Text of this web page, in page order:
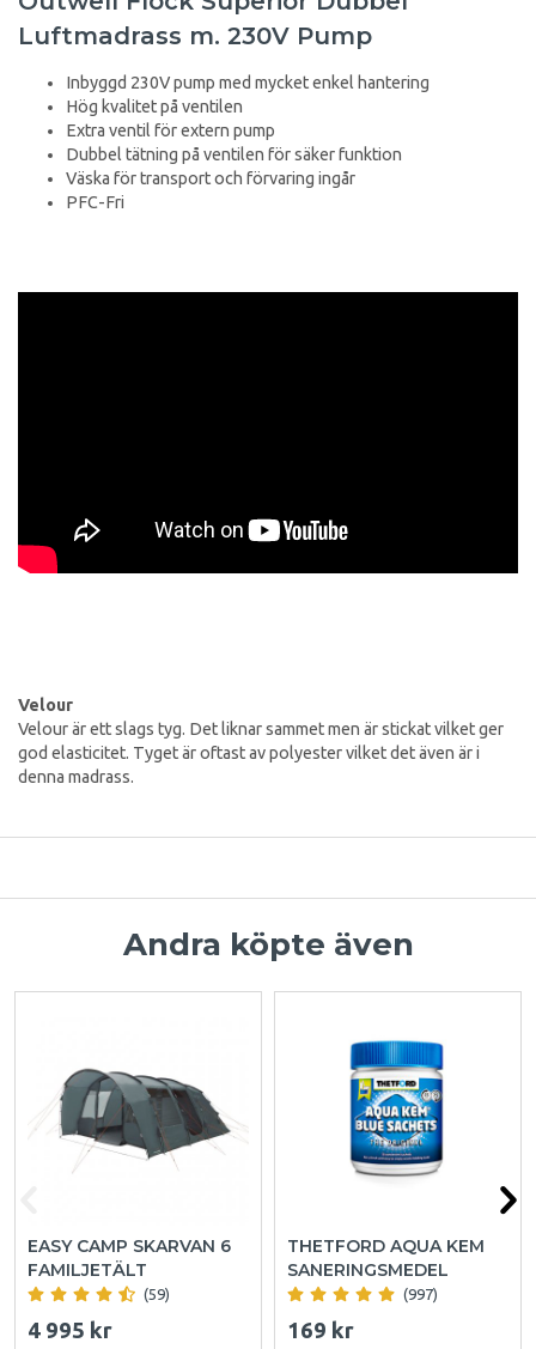
Luftmadrass m. 230V Pump
Inbyggd 230V pump med mycket enkel hantering
Hög kvalitet på ventilen
Extra ventil för extern pump
Dubbel tätning på ventilen för säker funktion
Väska för transport och förvaring ingår
PFC-Fri
Velour
Velour är ett slags tyg. Det liknar sammet men är stickat vilket ger
god elasticitet. Tyget är oftast av polyester vilket det även är i
denna madrass.
Andra köpte även
EASY CAMP SKARVAN 6
FAMILJETÄLT
(59)
4 995 kr
THETFORD AQUA KEM
SANERINGSMEDEL
(997)
169 kr